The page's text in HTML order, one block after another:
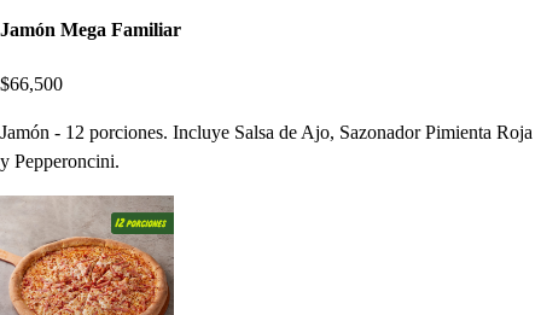
Jamón Mega Familiar
$66,500
Jamón - 12 porciones. Incluye Salsa de Ajo, Sazonador Pimienta Roja
y Pepperoncini.